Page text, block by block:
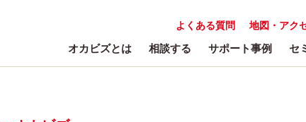
地図・アク
よくある質問
オカビズとは 相談する サポート事例 セ